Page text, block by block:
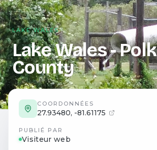
LAKE WALES
Lake Wales - Polk
County
COORDONNÉES
27.93480, -81.61175
PUBLIÉ PAR
Visiteur web